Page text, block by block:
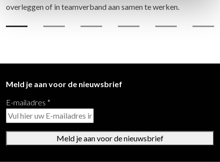
overleggen of in teamverband aan samen te werken.
Meld je aan voor de nieuwsbrief
E-mailadres *
Meld je aan voor de nieuwsbrief